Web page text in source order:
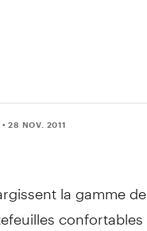
• 28 NOV. 2011
la gamme de
confortables